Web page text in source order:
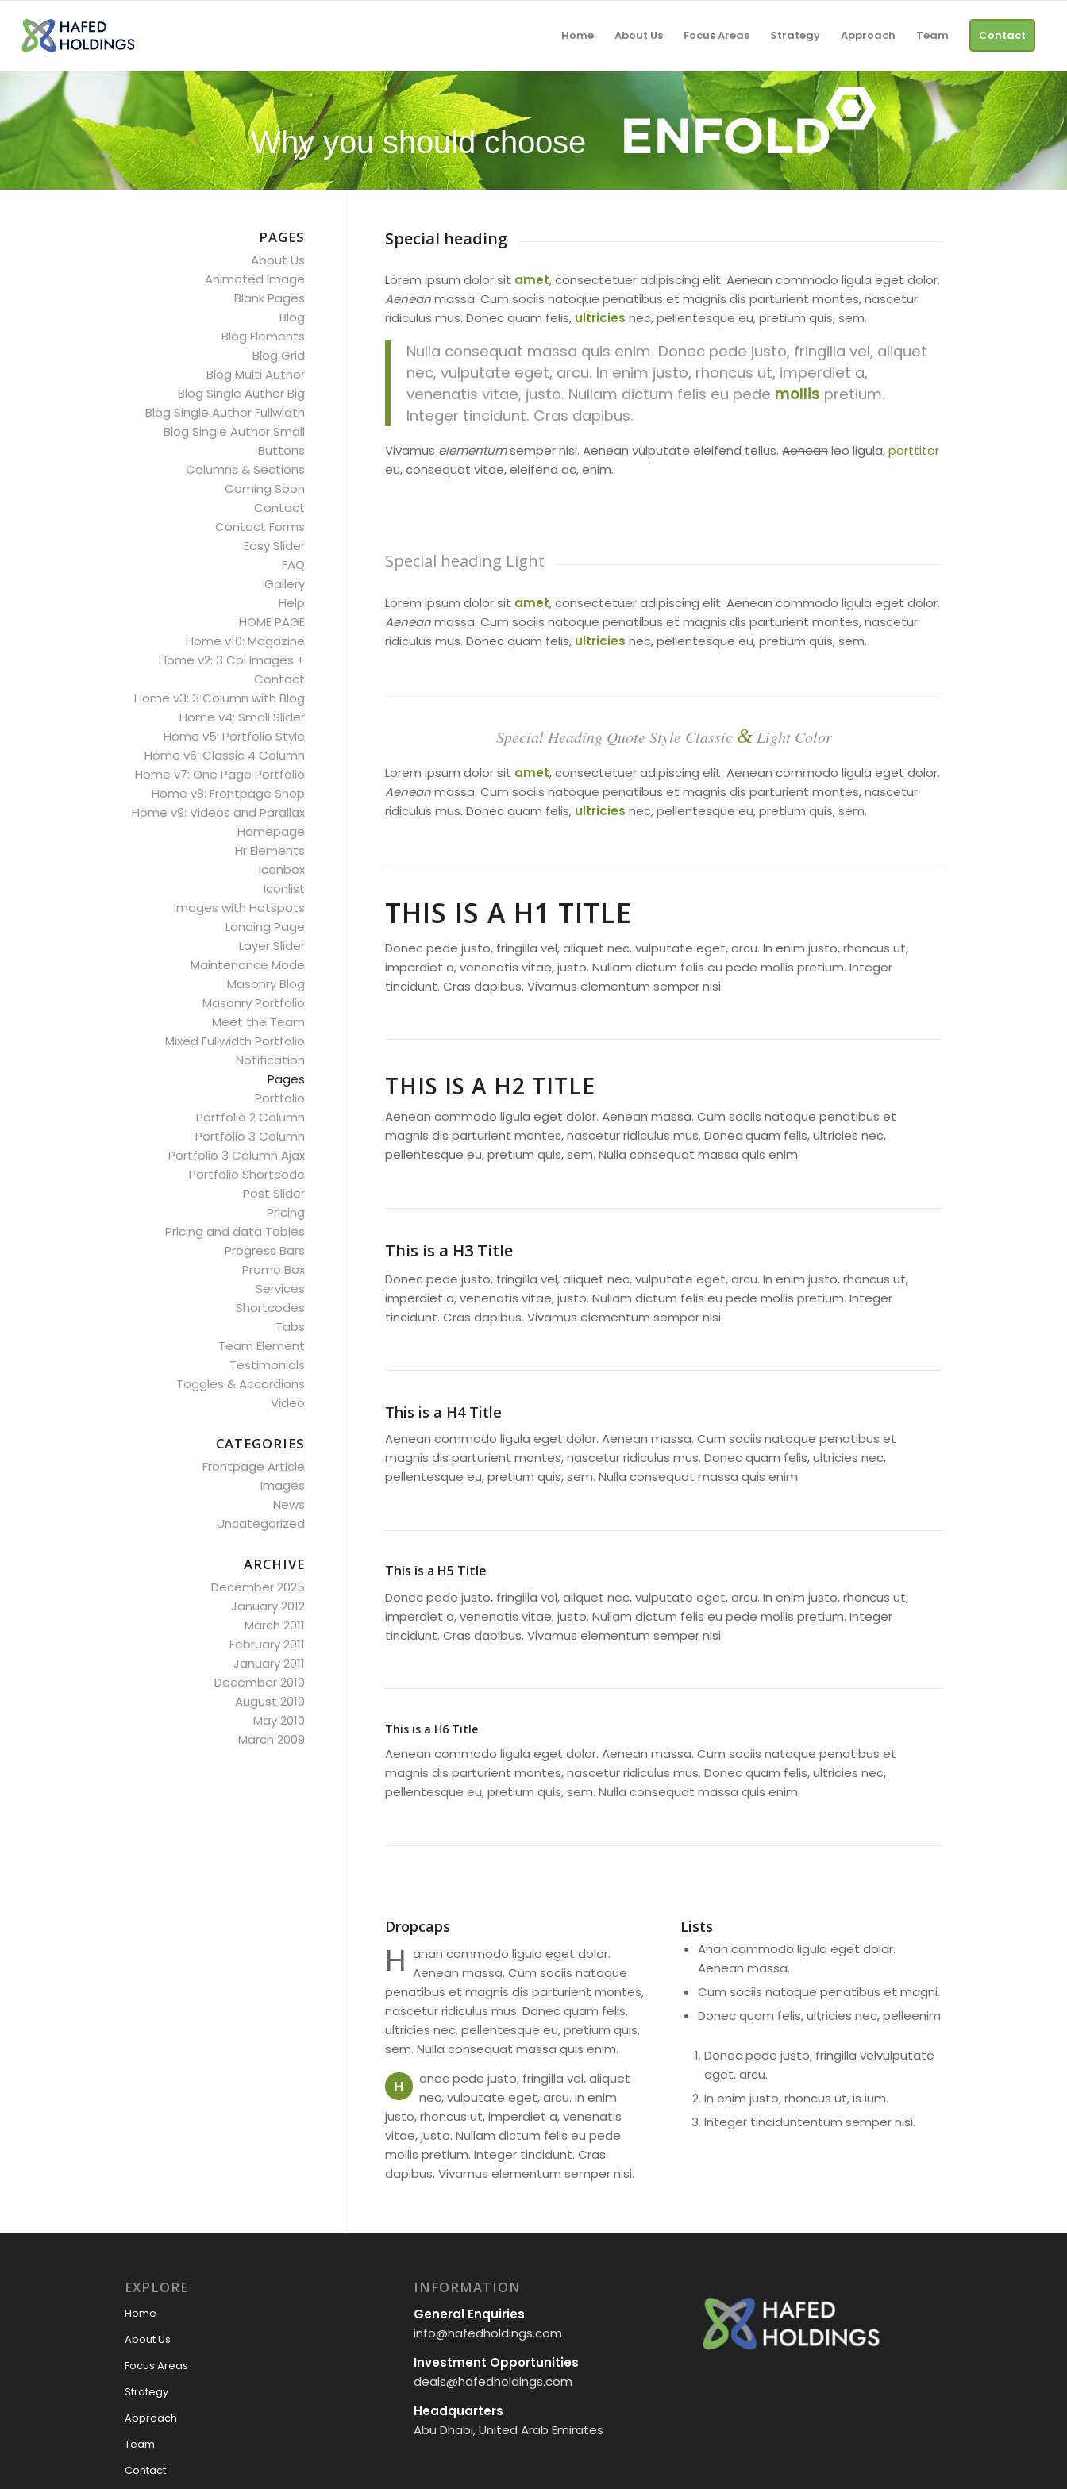
Home About Us Focus Areas Strategy Approach Team Contact
Why you should choose
Special heading
Lorem ipsum dolor sit amet, consectetuer adipiscing elit. Aenean commodo ligula eget dolor.
Aeneanmassa. Cum sociis natoque penatibus et magnis dis parturient montes, nascetur
ridiculus mus. Donec quam felis, ultricies nec, pellentesque eu, pretium quis, sem.
Nulla consequat massa quis enim. Donec pede justo, fringilla vel, aliquet
nec, vulputate eget, arcu. In enim justo, rhoncus ut, imperdiet a,
venenatis vitae, justo. Nullam dictum felis eu pede mollis pretium.
Integer tincidunt. Cras dapibus.
Vivamus elementumsemper nisi. Aenean vulputate eleifend tellus.Aeneanleo ligula,porttitor
eu, consequat vitae, eleifend ac, enim.
Special heading Light
Lorem ipsum dolor sit amet, consectetuer adipiscing elit. Aenean commodo ligula eget dolor.
Aeneanmassa. Cum sociis natoque penatibus et magnis dis parturient montes, nascetur
ridiculus mus. Donec quam felis, ultricies nec, pellentesque eu, pretium quis, sem.
Special Heading Quote Style Classic &Light Color
Lorem ipsum dolor sit amet, consectetuer adipiscing elit. Aenean commodo ligula eget dolor.
Aeneanmassa. Cum sociis natoque penatibus et magnis dis parturient montes, nascetur
ridiculus mus. Donec quam felis, ultricies nec, pellentesque eu, pretium quis, sem.
THIS IS A H1 TITLE
Donec pede justo, fringilla vel, aliquet nec, vulputate eget, arcu. In enim justo, rhoncus ut,
imperdiet a, venenatis vitae, justo. Nullam dictum felis eu pede mollis pretium. Integer
tincidunt. Cras dapibus. Vivamus elementum semper nisi.
THIS IS A H2 TITLE
Aenean commodo ligula eget dolor. Aenean massa. Cum sociis natoque penatibus et
magnis dis parturient montes, nascetur ridiculus mus. Donec quam felis, ultricies nec,
pellentesque eu, pretium quis, sem. Nulla consequat massa quis enim.
This is a H3 Title
Donec pede justo, fringilla vel, aliquet nec, vulputate eget, arcu. In enim justo, rhoncus ut,
imperdiet a, venenatis vitae, justo. Nullam dictum felis eu pede mollis pretium. Integer
tincidunt. Cras dapibus. Vivamus elementum semper nisi.
This is a H4 Title
Aenean commodo ligula eget dolor. Aenean massa. Cum sociis natoque penatibus et
magnis dis parturient montes, nascetur ridiculus mus. Donec quam felis, ultricies nec,
pellentesque eu, pretium quis, sem. Nulla consequat massa quis enim.
This is a H5 Title
Donec pede justo, fringilla vel, aliquet nec, vulputate eget, arcu. In enim justo, rhoncus ut,
imperdiet a, venenatis vitae, justo. Nullam dictum felis eu pede mollis pretium. Integer
tincidunt. Cras dapibus. Vivamus elementum semper nisi.
This is a H6 Title
Aenean commodo ligula eget dolor. Aenean massa. Cum sociis natoque penatibus et
magnis dis parturient montes, nascetur ridiculus mus. Donec quam felis, ultricies nec,
pellentesque eu, pretium quis, sem. Nulla consequat massa quis enim.
Dropcaps
H anan commodo ligula eget dolor.
Aenean massa. Cum sociis natoque
penatibus et magnis dis parturient montes,
nascetur ridiculus mus. Donec quam felis,
ultricies nec, pellentesque eu, pretium quis,
sem. Nulla consequat massa quis enim.
H
onec pede justo, fringilla vel, aliquet
nec, vulputate eget, arcu. In enim
justo, rhoncus ut, imperdiet a, venenatis
vitae, justo. Nullam dictum felis eu pede
mollis pretium. Integer tincidunt. Cras
dapibus. Vivamus elementum semper nisi.
Lists
Anan commodo ligula eget dolor.
Aenean massa.
Cum sociis natoque penatibus et magni.
Donec quam felis, ultricies nec, pelleenim
Donec pede justo, fringilla velvulputate
eget, arcu.
In enim justo, rhoncus ut, is ium.
Integer tinciduntentum semper nisi.
PAGES
About Us
Animated Image
Blank Pages
Blog
Blog Elements
Blog Grid
Blog Multi Author
Blog Single Author Big
Blog Single Author Fullwidth
Blog Single Author Small
Buttons
Columns & Sections
Coming Soon
Contact
Contact Forms
Easy Slider
FAQ
Gallery
Help
HOME PAGE
Home v10: Magazine
Home v2: 3 Col Images +
Contact
Home v3: 3 Column with Blog
Home v4: Small Slider
Home v5: Portfolio Style
Home v6: Classic 4 Column
Home v7: One Page Portfolio
Home v8: Frontpage Shop
Home v9: Videos and Parallax
Homepage
Hr Elements
Iconbox
Iconlist
Images with Hotspots
Landing Page
Layer Slider
Maintenance Mode
Masonry Blog
Masonry Portfolio
Meet the Team
Mixed Fullwidth Portfolio
Notification
Pages
Portfolio
Portfolio 2 Column
Portfolio 3 Column
Portfolio 3 Column Ajax
Portfolio Shortcode
Post Slider
Pricing
Pricing and data Tables
Progress Bars
Promo Box
Services
Shortcodes
Tabs
Team Element
Testimonials
Toggles & Accordions
Video
CATEGORIES
Frontpage Article
Images
News
Uncategorized
ARCHIVE
December 2025
January 2012
March 2011
February 2011
January 2011
December 2010
August 2010
May 2010
March 2009
EXPLORE
Home
About Us
Focus Areas
Strategy
Approach
Team
Contact
INFORMATION
General Enquiries
info@hafedholdings.com
Investment Opportunities
deals@hafedholdings.com
Headquarters
Abu Dhabi, United Arab Emirates